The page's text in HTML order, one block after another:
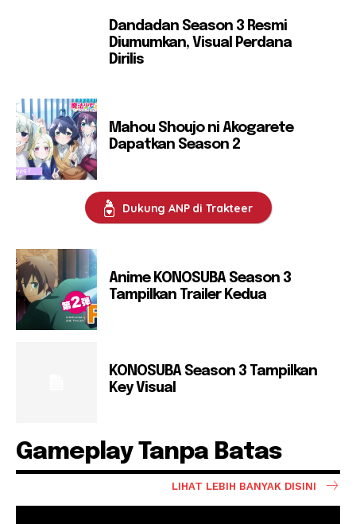
Dandadan Season 3 Resmi
Diumumkan, Visual Perdana
Dirilis
Mahou Shoujo ni Akogarete
Dapatkan Season 2
Dukung ANP di Trakteer
Anime KONOSUBA Season 3
Tampilkan Trailer Kedua
KONOSUBA Season 3 Tampilkan
Key Visual
Gameplay Tanpa Batas
LIHAT LEBIH BANYAK DISINI